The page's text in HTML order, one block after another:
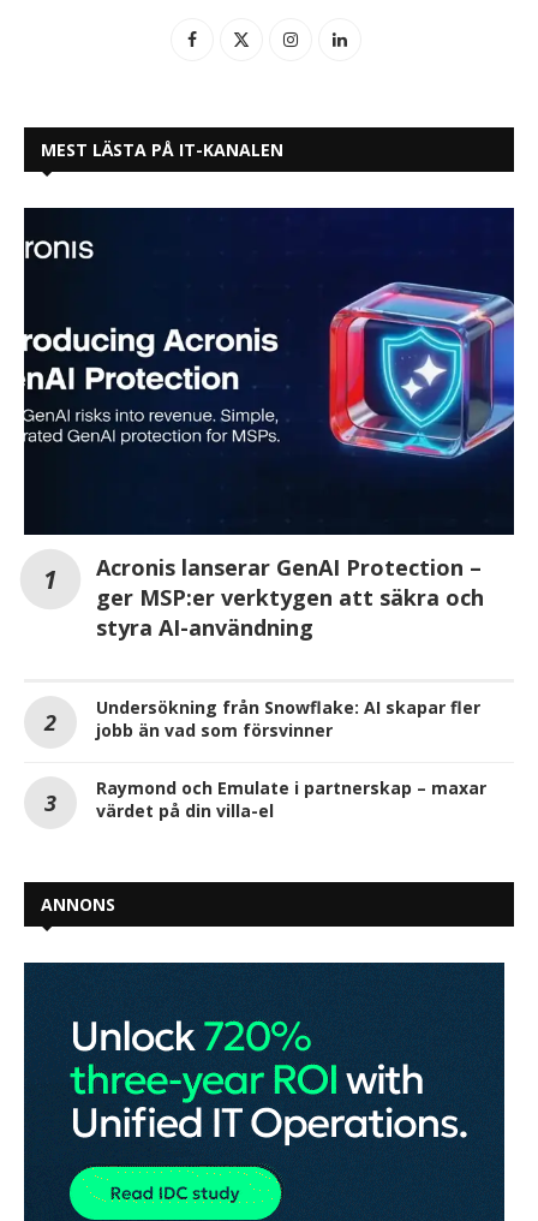
MEST LÄSTA PÅ IT-KANALEN
Acronis lanserar GenAI Protection –
ger MSP:er verktygen att säkra och
styra AI-användning
Undersökning från Snowflake: AI skapar fler
jobb än vad som försvinner
Raymond och Emulate i partnerskap – maxar
värdet på din villa-el
ANNONS